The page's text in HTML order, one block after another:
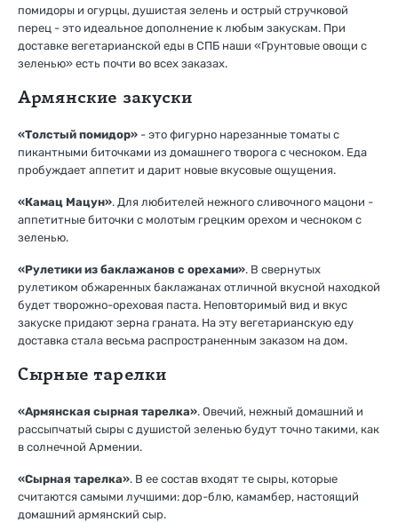
помидоры и огурцы, душистая зелень и острый стручковой
перец - это идеальное дополнение к любым закускам. При
доставке вегетарианской еды в СПБ наши «Грунтовые овощи с
зеленью» есть почти во всех заказах.
Армянские закуски
«Толстый помидор» - это фигурно нарезанные томаты с
пикантными биточками из домашнего творога с чесноком. Еда
пробуждает аппетит и дарит новые вкусовые ощущения.
«Камац Мацун». Для любителей нежного сливочного мацони -
аппетитные биточки с молотым грецким орехом и чесноком с
зеленью.
«Рулетики из баклажанов с орехами». В свернутых
рулетиком обжаренных баклажанах отличной вкусной находкой
будет творожно-ореховая паста. Неповторимый вид и вкус
закуске придают зерна граната. На эту вегетарианскую еду
доставка стала весьма распространенным заказом на дом.
Сырные тарелки
«Армянская сырная тарелка». Овечий, нежный домашний и
рассыпчатый сыры с душистой зеленью будут точно такими, как
в солнечной Армении.
«Сырная тарелка». В ее состав входят те сыры, которые
считаются самыми лучшими: дор-блю, камамбер, настоящий
домашний армянский сыр.